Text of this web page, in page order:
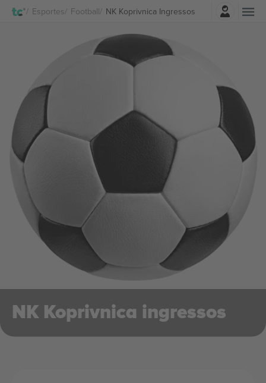
Esportes Football NK Koprivnica Ingressos
Entrar
NK Koprivnica ingressos